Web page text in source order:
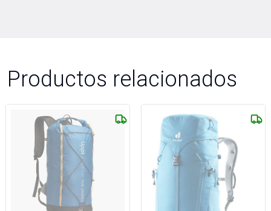
Productos relacionados